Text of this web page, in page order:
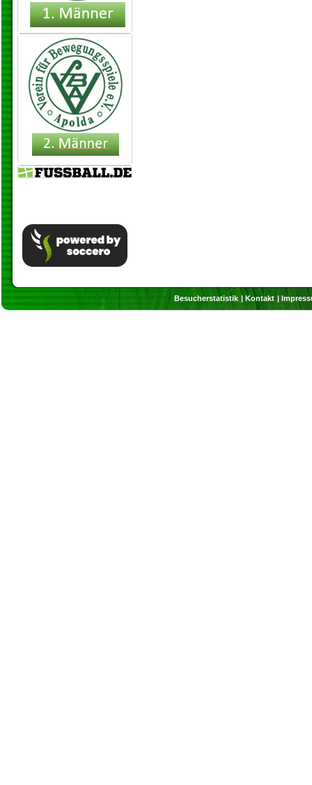
Besucherstatistik Kontakt